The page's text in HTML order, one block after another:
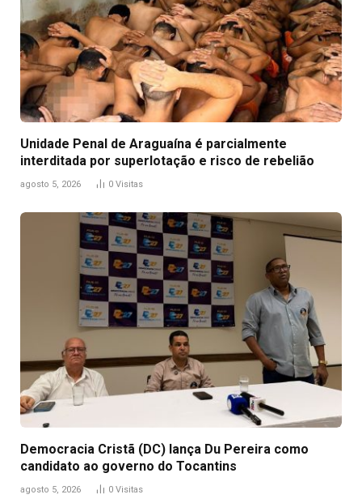
Unidade Penal de Araguaína é parcialmente
interditada por superlotação e risco de rebelião
agosto 5, 2026 0 Visitas
Democracia Cristã (DC) lança Du Pereira como
candidato ao governo do Tocantins
agosto 5, 2026 0 Visitas